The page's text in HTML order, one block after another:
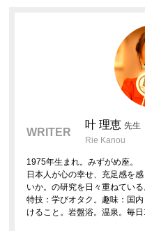
WRITER
叶 理恵 先生
Rie Kanou
1975年生まれ。みずがめ座。
日本人が心の幸せ、充足感を
いか。の研究を日々重ねている
特技：学びオタク。趣味：国
けること。岩盤浴。温泉。毎日